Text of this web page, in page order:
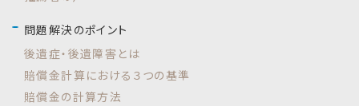
問題解決のポイント
後遺症・後遺障害とは
賠償金計算における３つの基準
賠償金の計算方法